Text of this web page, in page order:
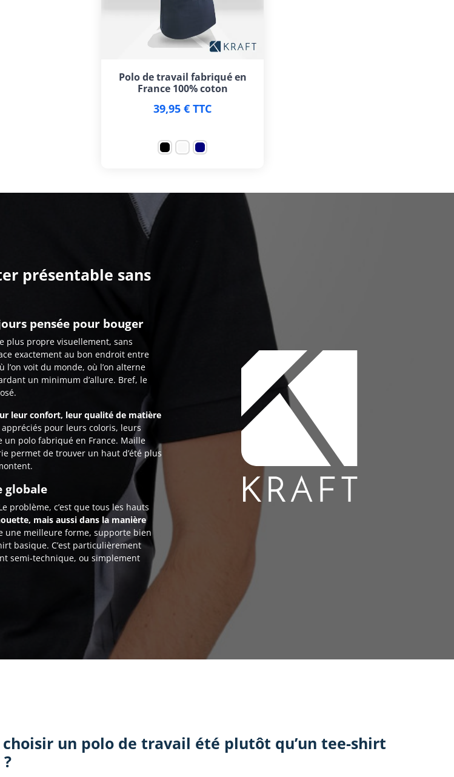
Polo de travail fabriqué en
France 100% coton
39,95 € TTC
présentable sans
pensée pour bouger
plus propre visuellement, sans
exactement au bon endroit entre
l’on voit du monde, où l’on alterne
un minimum d’allure. Bref, le
leur confort, leur qualité de matière
pour leurs coloris, leurs
un polo fabriqué en France. Maille
permet de trouver un haut d’été plus
globale
problème, c’est que tous les hauts
mais aussi dans la manière
une meilleure forme, supporte bien
basique. C’est particulièrement
semi-technique, ou simplement
un polo de travail été plutôt qu’un tee-shirt